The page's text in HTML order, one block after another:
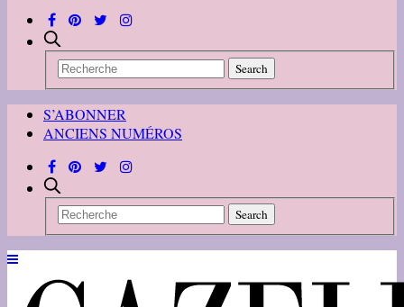
S’ABONNER
ANCIENS NUMÉROS